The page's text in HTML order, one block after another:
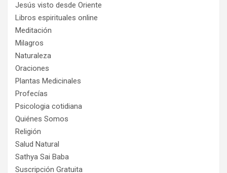
Jesús visto desde Oriente
Libros espirituales online
Meditación
Milagros
Naturaleza
Oraciones
Plantas Medicinales
Profecías
Psicologia cotidiana
Quiénes Somos
Religión
Salud Natural
Sathya Sai Baba
Suscripción Gratuita